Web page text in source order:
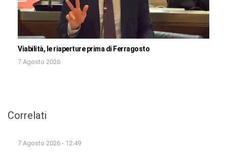
Viabilità, le riaperture prima di Ferragosto
7 Agosto 2026
Correlati
7 Agosto 2026 - 12:49